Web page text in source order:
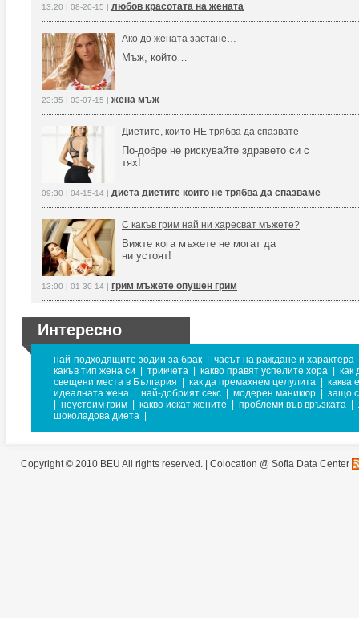
13:20 | 08-20-15 | любов красотата на жената
Ако до жената застане…
Мъж, който…
23:35 | 03-07-15 | жена мъж
Диетите, които НЕ трябва да спазвате
По-добре не рискувайте здравето си с
тях!
09:30 | 04-15-14 | диета диетите които не трябва да спазваме
С какъв грим най ни харесват мъжете?
Вижте кога мъжете не могат да
ни устоят!
13:00 | 01-30-14 | грим мъжете опушен грим
Интересно
най-подходящите зодии за брак
часът на раждане и характера
какъв тип жена си
трикчета какво правят успелите хора
как
свещени места в България
как да премахнем целулита
каква
идеалната жена
най-добрият секс модерен маникюр
защо
неустоим грим какво искат жените проблеми във връзката
шоколадова диета
Copyright © 2010 BEU All rights reserved. | Colocation @ Sofia Data Center